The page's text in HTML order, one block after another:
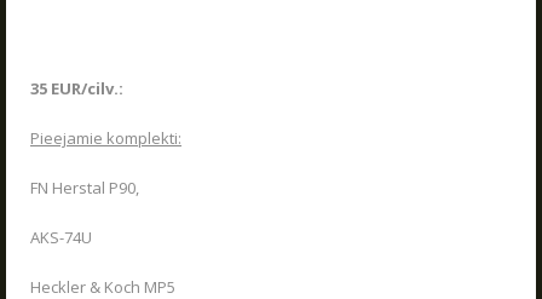
35 EUR/cilv.:
Pieejamie komplekti:
FN Herstal P90,
AKS-74U
Heckler & Koch MP5